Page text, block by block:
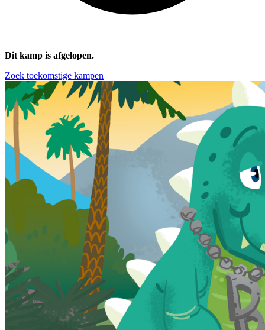
Dit kamp is afgelopen.
Zoek toekomstige kampen